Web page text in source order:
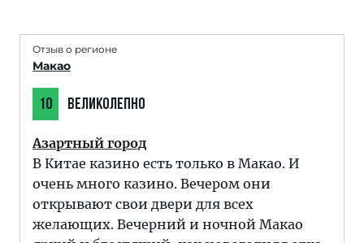
Отзыв о регионе
Макао
10 ВЕЛИКОЛЕПНО
Азартный город
В Китае казино есть только в Макао. И
очень много казино. Вечером они
открывают свои двери для всех
желающих. Вечерний и ночной Макао